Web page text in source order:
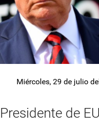
Miércoles, 29 de julio
Presidente de